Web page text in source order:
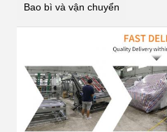
Bao bì và vận chuyển